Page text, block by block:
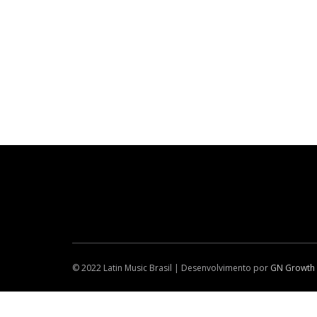
© 2022 Latin Music Brasil | Desenvolvimento por GN Growth